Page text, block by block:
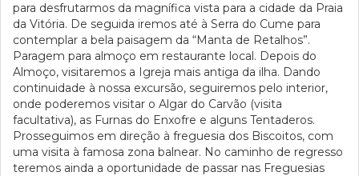
para desfrutarmos da magnífica vista para a cidade da Praia
da Vitória. De seguida iremos até à Serra do Cume para
contemplar a bela paisagem da “Manta de Retalhos”.
Paragem para almoço em restaurante local. Depois do
Almoço, visitaremos a Igreja mais antiga da ilha. Dando
continuidade à nossa excursão, seguiremos pelo interior,
onde poderemos visitar o Algar do Carvão (visita
facultativa), as Furnas do Enxofre e alguns Tentaderos.
Prosseguimos em direção à freguesia dos Biscoitos, com
uma visita à famosa zona balnear. No caminho de regresso
teremos ainda a oportunidade de passar nas Freguesias